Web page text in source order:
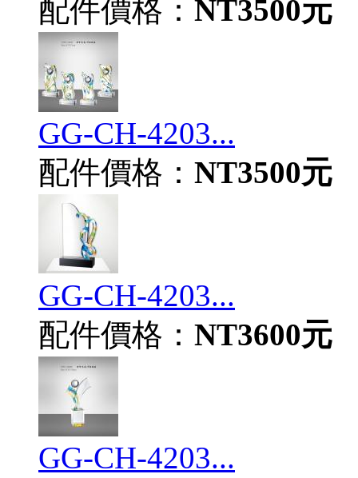
配件價格： NT3500元
GG-CH-4203...
配件價格： NT3500元
GG-CH-4203...
配件價格： NT3600元
GG-CH-4203...